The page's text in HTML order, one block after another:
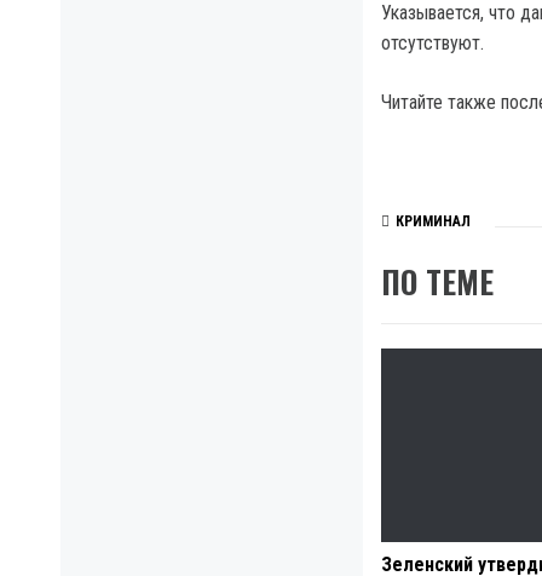
Указывается, что
отсутствуют.
Читайте также
КРИМИНАЛ
ПО ТЕМЕ
Зеленский